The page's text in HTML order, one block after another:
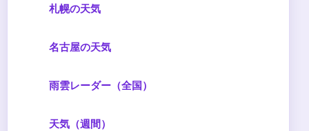
札幌の天気
名古屋の天気
雨雲レーダー（全国）
天気（週間）